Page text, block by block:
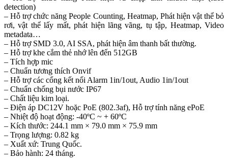
detection)
– Hỗ trợ chức năng People Counting, Heatmap, Phát hiện vật thể bỏ
rơi, vật thể lấy mất, phát hiện lãng vãng, tụ tập, Heatmap, Video
metadata…
– Hỗ trợ SMD 3.0, AI SSA, phát hiện âm thanh bất thường.
– Hỗ trợ khe cắm thẻ nhớ lên đến 512GB
– Tích hợp mic
– Chuẩn tương thích Onvif
– Hỗ trợ các cổng kết nối Alarm 1in/1out, Audio 1in/1out
– Chuẩn chống bụi nước IP67
– Chất liệu kim loại.
– Điện áp DC12V hoặc PoE (802.3af), Hỗ trợ tính năng ePoE
– Nhiệt độ hoạt động: -40ºC ~ + 60ºC
– Kích thước: 244.1 mm × 79.0 mm × 75.9 mm
– Trọng lượng: 0.82 kg
– Xuất xứ: Trung Quốc.
– Bảo hành: 24 tháng.